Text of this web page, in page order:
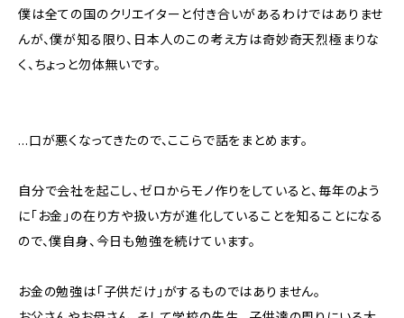
僕は全ての国のクリエイターと付き合いがあるわけではありませ
んが、僕が知る限り、日本人のこの考え方は奇妙奇天烈極まりな
く、ちょっと勿体無いです。
…口が悪くなってきたので、ここらで話をまとめます。
自分で会社を起こし、ゼロからモノ作りをしていると、毎年のよう
に「お金」の在り方や扱い方が進化していることを知ることになる
ので、僕自身、今日も勉強を続けています。
お金の勉強は「子供だけ」がするものではありません。